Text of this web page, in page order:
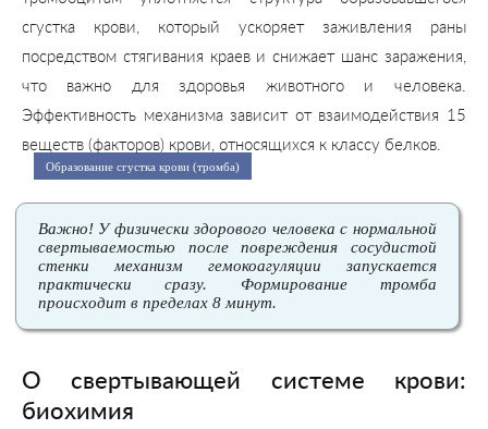
сгустка крови, который ускоряет заживления раны
посредством стягивания краев и снижает шанс заражения,
что важно для здоровья животного и человека.
Эффективность механизма зависит от взаимодействия 15
веществ (факторов) крови, относящихся к классу белков.
Образование сгустка крови (тромба)
Важно! У физически здорового человека с нормальной
свертываемостью после повреждения сосудистой
стенки механизм гемокоагуляции запускается
практически сразу. Формирование тромба
происходит в пределах 8 минут.
О свертывающей системе крови:
биохимия